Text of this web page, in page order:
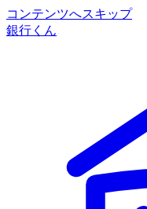
コンテンツへスキップ
銀行くん